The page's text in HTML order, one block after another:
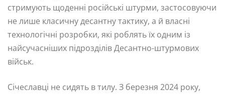
стримують щоденні російські штурми, застосовуючи
не лише класичну десантну тактику, а й власні
технологічні розробки, які роблять їх одним із
найсучасніших підрозділів Десантно-штурмових
військ.
Січеславці не сидять в тилу. З березня 2024 року,